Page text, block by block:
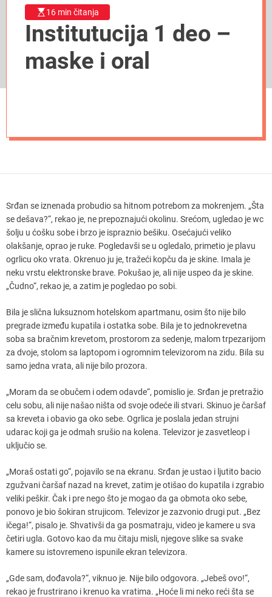
16 min čitanja
Institutucija 1 deo –
maske i oral
Srđan se iznenada probudio sa hitnom potrebom za mokrenjem. „Šta
se dešava?“, rekao je, ne prepoznajući okolinu. Srećom, ugledao je wc
šolju u ćošku sobe i brzo je ispraznio bešiku. Osećajući veliko
olakšanje, oprao je ruke. Pogledavši se u ogledalo, primetio je plavu
ogrlicu oko vrata. Okrenuo ju je, tražeći kopču da je skine. Imala je
neku vrstu elektronske brave. Pokušao je, ali nije uspeo da je skine.
„Čudno“, rekao je, a zatim je pogledao po sobi.
Bila je slična luksuznom hotelskom apartmanu, osim što nije bilo
pregrade između kupatila i ostatka sobe. Bila je to jednokrevetna
soba sa bračnim krevetom, prostorom za sedenje, malom trpezarijom
za dvoje, stolom sa laptopom i ogromnim televizorom na zidu. Bila su
samo jedna vrata, ali nije bilo prozora.
„Moram da se obučem i odem odavde“, pomislio je. Srđan je pretražio
celu sobu, ali nije našao ništa od svoje odeće ili stvari. Skinuo je čaršaf
sa kreveta i obavio ga oko sebe. Ogrlica je poslala jedan strujni
udarac koji ga je odmah srušio na kolena. Televizor je zasvetleop i
uključio se.
„Moraš ostati go“, pojavilo se na ekranu. Srđan je ustao i ljutito bacio
zgužvani čaršaf nazad na krevet, zatim je otišao do kupatila i zgrabio
veliki peškir. Čak i pre nego što je mogao da ga obmota oko sebe,
ponovo je bio šokiran strujicom. Televizor je zazvonio drugi put. „Bez
ičega!“, pisalo je. Shvativši da ga posmatraju, video je kamere u sva
četiri ugla. Gotovo kao da mu čitaju misli, njegove slike sa svake
kamere su istovremeno ispunile ekran televizora.
„Gde sam, dođavola?“, viknuo je. Nije bilo odgovora. „Jebeš ovo!“,
rekao je frustrirano i krenuo ka vratima. „Hoće li mi neko reći šta se